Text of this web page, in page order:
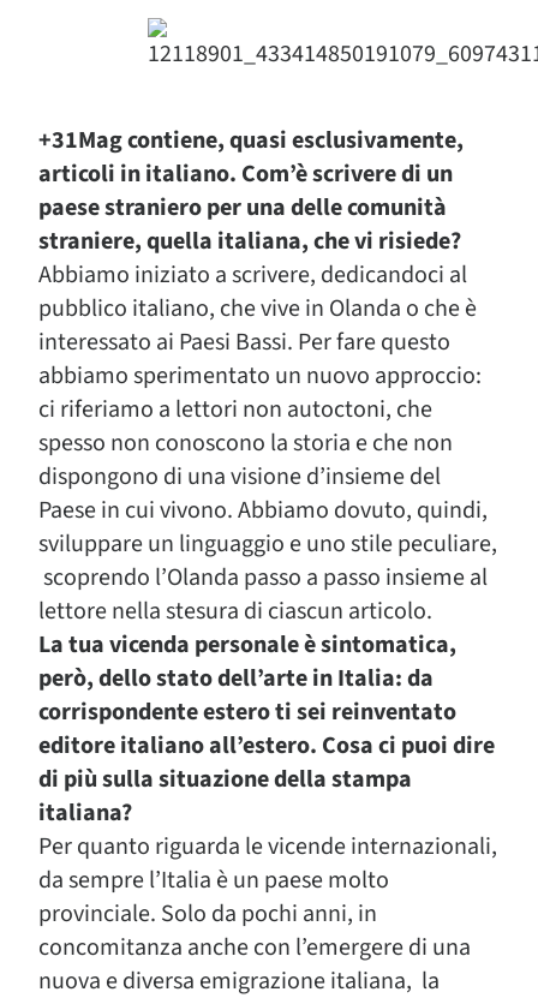
+31Mag contiene, quasi esclusivamente,
articoli in italiano. Com’è scrivere di un
paese straniero per una delle comunità
straniere, quella italiana, che vi risiede?
Abbiamo iniziato a scrivere, dedicandoci al
pubblico italiano, che vive in Olanda o che è
interessato ai Paesi Bassi. Per fare questo
abbiamo sperimentato un nuovo approccio:
ci riferiamo a lettori non autoctoni, che
spesso non conoscono la storia e che non
dispongono di una visione d’insieme del
Paese in cui vivono. Abbiamo dovuto, quindi,
sviluppare un linguaggio e uno stile peculiare,
scoprendo l’Olanda passo a passo insieme al
lettore nella stesura di ciascun articolo.
La tua vicenda personale è sintomatica,
però, dello stato dell’arte in Italia: da
corrispondente estero ti sei reinventato
editore italiano all’estero. Cosa ci puoi dire
di più sulla situazione della stampa
italiana?
Per quanto riguarda le vicende internazionali,
da sempre l’Italia è un paese molto
provinciale. Solo da pochi anni, in
concomitanza anche con l’emergere di una
nuova e diversa emigrazione italiana, la